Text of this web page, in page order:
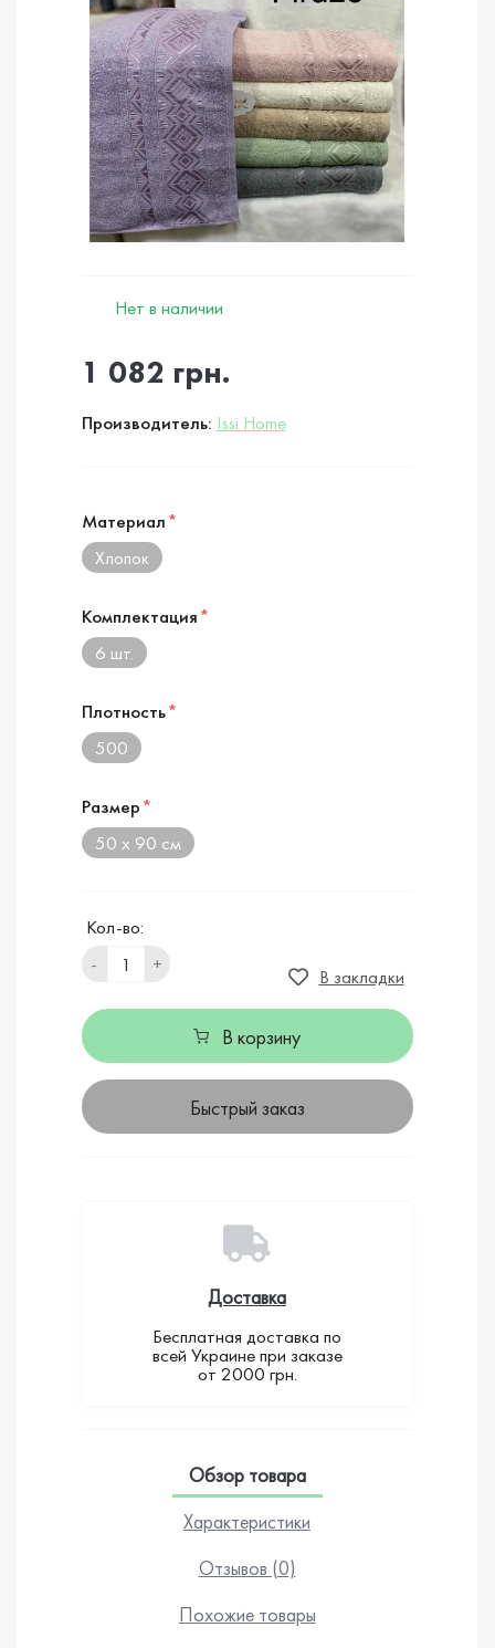
Нет в наличии
1 082 грн.
Производитель: Issi Home
Материал*
Хлопок
Комплектация*
6 шт.
Плотность*
500
Размер*
50 х 90 см
Кол-во:
-
+
В закладки
В корзину
Быстрый заказ
Доставка
Бесплатная доставка по
всей Украине при заказе
от 2000 грн.
Обзор товара
Характеристики
Отзывов (0)
Похожие товары